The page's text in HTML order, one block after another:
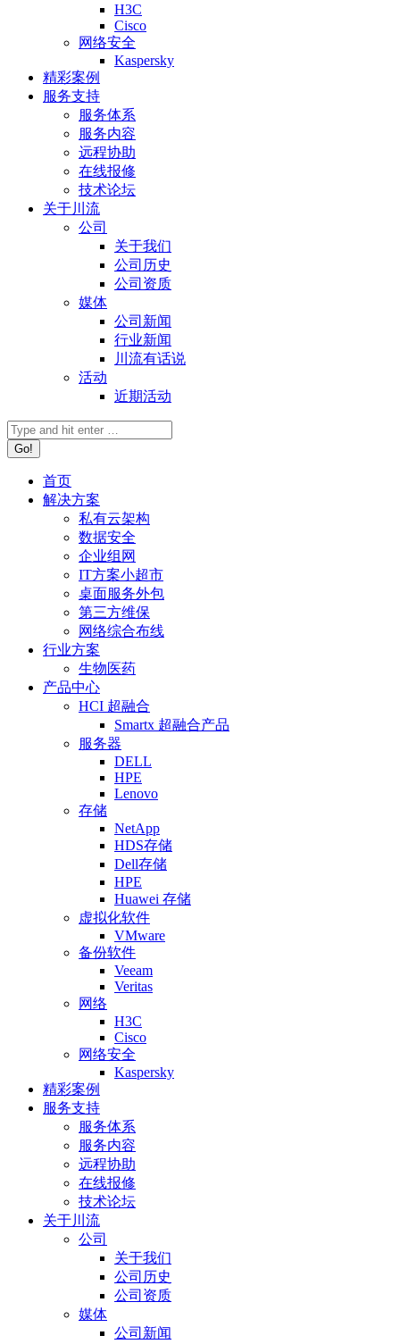
H3C
Cisco
网络安全
Kaspersky
精彩案例
服务支持
服务体系
服务内容
远程协助
在线报修
技术论坛
关于川流
公司
关于我们
公司历史
公司资质
媒体
公司新闻
行业新闻
川流有话说
活动
近期活动
首页
解决方案
私有云架构
数据安全
企业组网
IT方案小超市
桌面服务外包
第三方维保
网络综合布线
行业方案
生物医药
产品中心
HCI 超融合
Smartx 超融合产品
服务器
DELL
HPE
Lenovo
存储
NetApp
HDS存储
Dell存储
HPE
Huawei 存储
虚拟化软件
VMware
备份软件
Veeam
Veritas
网络
H3C
Cisco
网络安全
Kaspersky
精彩案例
服务支持
服务体系
服务内容
远程协助
在线报修
技术论坛
关于川流
公司
关于我们
公司历史
公司资质
媒体
公司新闻